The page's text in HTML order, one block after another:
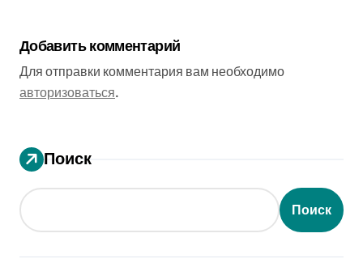
Добавить комментарий
Для отправки комментария вам необходимо
авторизоваться.
Поиск
Поиск